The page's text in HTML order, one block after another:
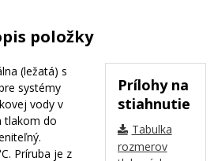
položky
Prílohy na
stiahnutie
Tabulka
rozmerov
(ležatá) s
systémy
vody v
tlakom do
Príruba je z